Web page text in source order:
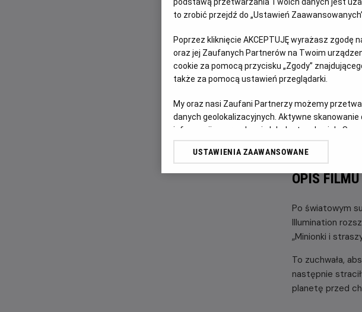
DZISIAJ,
SIERPNIA
2026
10:00
2D, dubbing
OPIS FILMU
Po światowym
Illumination
„Minionki i
To zuchwała,
następnie
planetę przed
to zrobić przejdź do „Ustawień
Poprzez kliknięcie AKCEPTUJĘ wyrażasz zgodę
oraz jej Zaufanych Partnerów na Twoim
cookie za pomocą przycisku „Zgody”
także za pomocą ustawień przeglądarki.
My oraz nasi Zaufani Partnerzy możemy
danych geolokalizacyjnych. Aktywne
informacji na urządzeniu lub dostęp do nich.
odbiorców i ulepszanie usług.
Lista Zaufanych Partnerów
USTAWIENIA ZAAWANSOWANE